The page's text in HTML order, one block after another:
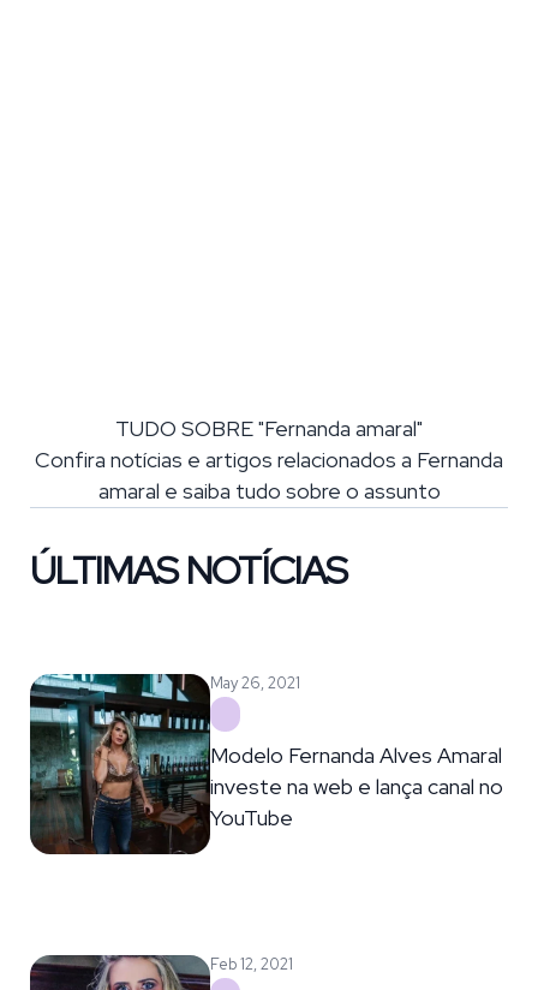
TUDO SOBRE "Fernanda amaral"
Confira notícias e artigos relacionados a Fernanda
amaral e saiba tudo sobre o assunto
ÚLTIMAS NOTÍCIAS
May 26, 2021
Modelo Fernanda Alves Amaral
investe na web e lança canal no
YouTube
Feb 12, 2021